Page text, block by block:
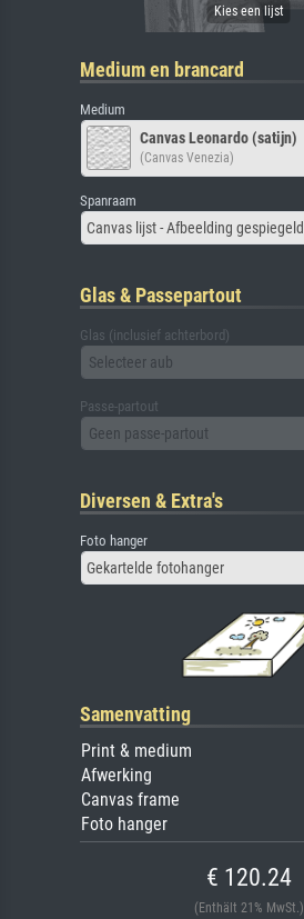
Medium en brancard
Medium
Canvas Leonardo (satijn)
(Canvas Venezia)
Spanraam
Glas & Passepartout
Glas (inclusief achterbord)
Selecteer aub
Passe-partout
Geen passe-partout
Diversen & Extra's
Foto hanger
Gekartelde fotohanger
Samenvatting
Print & medium
Afwerking
Canvas frame
Foto hanger
€ 120.24
(Enthält 21% MwSt.)